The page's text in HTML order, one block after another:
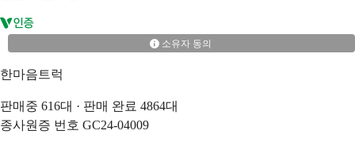
소유자 동의
한마음트럭
판매중 616대 · 판매 완료 4864대
종사원증 번호 GC24-04009